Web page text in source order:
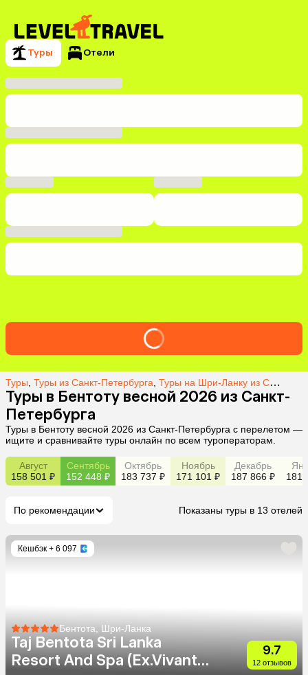
Туры Отели
Туры Туры из Санкт-Петербурга Туры на Шри-Ланку из Санкт-Петербурга
Туры в Бентоту весной 2026 из Санкт-
Петербурга
Туры в Бентоту весной 2026 из Санкт-Петербурга с перелетом —
ищите и сравнивайте туры онлайн по всем туроператорам.
Август
158 501 ₽
Сентябрь
152 448 ₽
Октябрь
183 737 ₽
Ноябрь
171 101 ₽
Декабрь
187 866 ₽
181
По рекомендации Показаны туры в 13 отелей
Кешбэк + 6 097
Бентота, Шри-Ланка
Taj Bentota Sri Lanka
Resort And Spa (Ex.Vivanta
9.7
12 отзывов